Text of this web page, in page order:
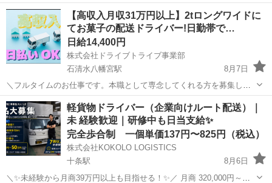
【高収入月収31万円以上】2tロングワイドに
てお菓子の配送ドライバー!日勤帯で…
日給14,400円
株式会社ドライブトライブ事業部
石清水八幡宮駅
8月7日
＼フルタイムのお仕事です。本職として専念してくれる方を募集しま
す。／ 2tロングワイドにてお菓子の配送ドライバー 配送商品・・・お
菓子 配送場所・・・店舗 配送件数・・・1便4～5件程度 勤務時
間・・・7:00...
京都 八幡市 石清水八幡宮駅 ドライバー 番号
軽貨物ドライバー（企業向けルート配送）｜
未 経験歓迎｜研修中も日当支給✨
完全歩合制 一個単価137円〜825円（税込）
株式会社KOKOLO LOGISTICS
十条駅
8月6日
＼✨未経験から月商39万円以上も目指せる！✨／ 月商 320,000円～